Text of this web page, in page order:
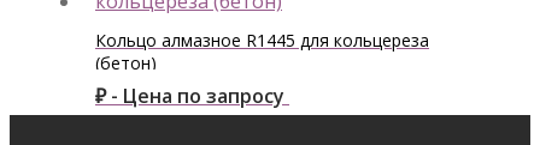
Кольцо алмазное R1445 для кольцереза
(бетон)
₽ - Цена по запросу